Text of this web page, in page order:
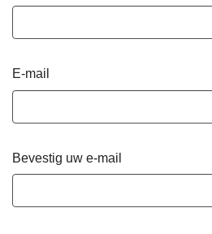
E-mail
Bevestig uw e-mail